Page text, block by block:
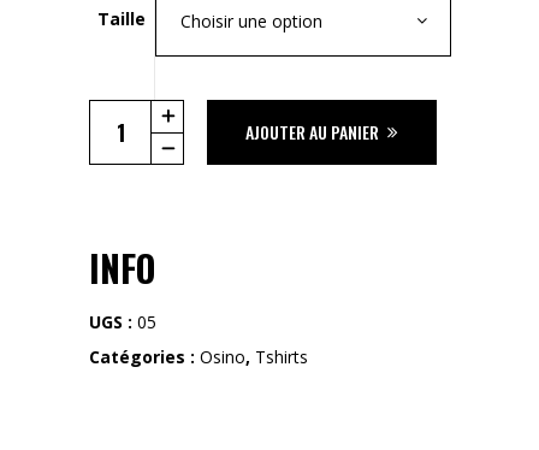
Taille Choisir une option
shirt
AJOUTER AU PANIER
INFO
UGS : 05
Catégories : Osino, Tshirts